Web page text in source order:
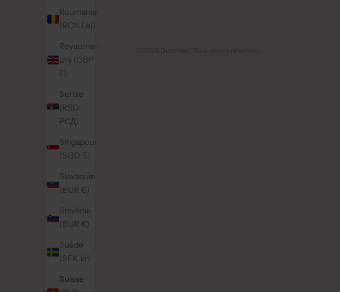
Roumanie
(RON Lei)
Royaume-
Uni (GBP
£)
Serbie
(RSD
РСД)
Singapour
(SGD $)
Slovaquie
(EUR €)
Slovénie
(EUR €)
Suède
(SEK kr)
Suisse